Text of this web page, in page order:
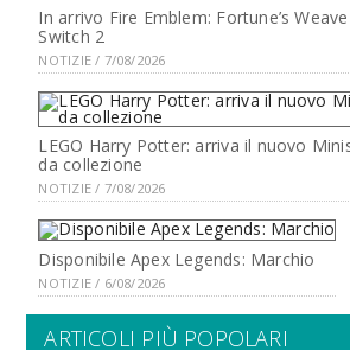
In arrivo Fire Emblem: Fortune’s
Switch 2
NOTIZIE / 7/08/2026
LEGO Harry Potter: arriva il nuovo
da collezione
NOTIZIE / 7/08/2026
Disponibile Apex Legends: Marchio
NOTIZIE / 6/08/2026
ARTICOLI PIÙ POPOLARI